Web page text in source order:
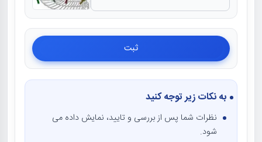
به نکات زیر توجه کنید
نظرات شما پس از بررسی و تایید، نمایش داده می
شود.